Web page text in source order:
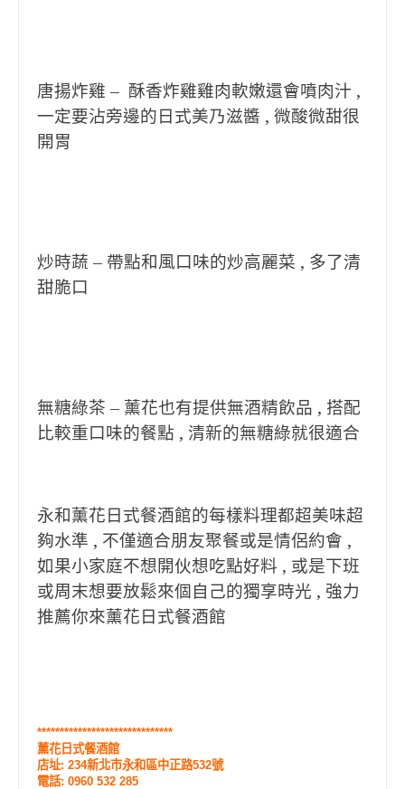
唐揚炸雞 – 酥香炸雞雞肉軟嫩還會噴肉汁 ,
一定要沾旁邊的日式美乃滋醬 , 微酸微甜很
開胃
炒時蔬 – 帶點和風口味的炒高麗菜 , 多了清
甜脆口
無糖綠茶 – 薰花也有提供無酒精飲品 , 搭配
比較重口味的餐點 , 清新的無糖綠就很適合
永和薰花日式餐酒館的每樣料理都超美味超
夠水準 , 不僅適合朋友聚餐或是情侶約會 ,
如果小家庭不想開伙想吃點好料 , 或是下班
或周末想要放鬆來個自己的獨享時光 , 強力
推薦你來薰花日式餐酒館
******************************
薰花日式餐酒館
店址: 234新北市永和區中正路532號
電話: 0960 532 285